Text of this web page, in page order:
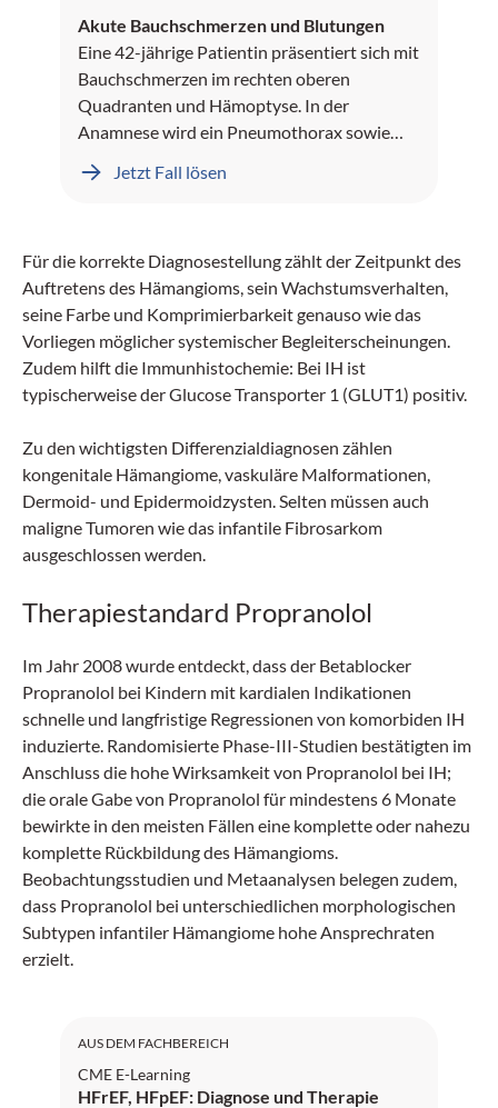
Akute Bauchschmerzen und Blutungen
Eine 42-jährige Patientin präsentiert sich mit
Bauchschmerzen im rechten oberen
Quadranten und Hämoptyse. In der
Anamnese wird ein Pneumothorax sowie
Jetzt Fall lösen
Für die korrekte Diagnosestellung zählt der Zeitpunkt des
Auftretens des Hämangioms, sein Wachstumsverhalten,
seine Farbe und Komprimierbarkeit genauso wie das
Vorliegen möglicher systemischer Begleiterscheinungen.
Zudem hilft die Immunhistochemie: Bei IH ist
typischerweise der Glucose Transporter 1 (GLUT1) positiv.
Zu den wichtigsten Differenzialdiagnosen zählen
kongenitale Hämangiome, vaskuläre Malformationen,
Dermoid- und Epidermoidzysten. Selten müssen auch
maligne Tumoren wie das infantile Fibrosarkom
ausgeschlossen werden.
Therapiestandard Propranolol
Im Jahr 2008 wurde entdeckt, dass der Betablocker
Propranolol bei Kindern mit kardialen Indikationen
schnelle und langfristige Regressionen von komorbiden IH
induzierte. Randomisierte Phase-III-Studien bestätigten im
Anschluss die hohe Wirksamkeit von Propranolol bei IH;
die orale Gabe von Propranolol für mindestens 6 Monate
bewirkte in den meisten Fällen eine komplette oder nahezu
komplette Rückbildung des Hämangioms.
Beobachtungsstudien und Metaanalysen belegen zudem,
dass Propranolol bei unterschiedlichen morphologischen
Subtypen infantiler Hämangiome hohe Ansprechraten
erzielt.
AUS DEM FACHBEREICH
CME E-Learning
HFrEF, HFpEF: Diagnose und Therapie